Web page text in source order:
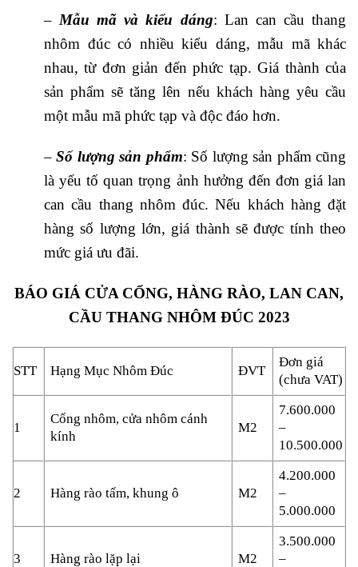
–Mẫu mã và kiểu dáng: Lan can cầu thang
nhôm đúc có nhiều kiểu dáng, mẫu mã khác
nhau, từ đơn giản đến phức tạp. Giá thành của
sản phẩm sẽ tăng lên nếu khách hàng yêu cầu
một mẫu mã phức tạp và độc đáo hơn.
–Số lượng sản phẩm: Số lượng sản phẩm cũng
là yếu tố quan trọng ảnh hưởng đến đơn giá lan
can cầu thang nhôm đúc. Nếu khách hàng đặt
hàng số lượng lớn, giá thành sẽ được tính theo
mức giá ưu đãi.
BÁO GIÁ CỬA CỔNG, HÀNG RÀO, LAN CAN,
CẦU THANG NHÔM ĐÚC 2023
STT Hạng Mục Nhôm Đúc ĐVT
Đơn giá
(chưa VAT)
1
Cổng nhôm, cửa nhôm cánh
kính
M2
7.600.000
–
10.500.000
2 Hàng rào tấm, khung ô M2
4.200.000
–
5.000.000
3 Hàng rào lặp lại M2
3.500.000
–